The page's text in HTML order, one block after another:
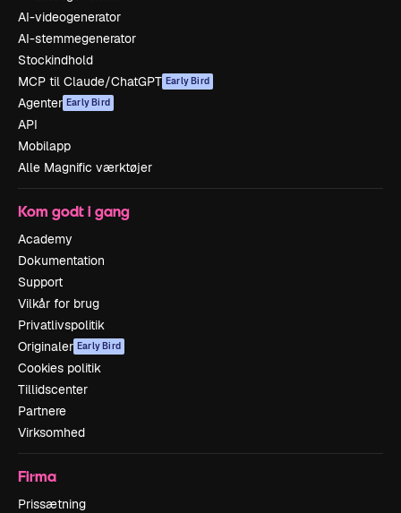
AI-videogenerator
AI-stemmegenerator
Stockindhold
MCP til Claude/ChatGPT Early Bird
Agenter Early Bird
API
Mobilapp
Alle Magnific værktøjer
Kom godt i gang
Academy
Dokumentation
Support
Vilkår for brug
Privatlivspolitik
Originaler Early Bird
Cookies politik
Tillidscenter
Partnere
Virksomhed
Firma
Prissætning